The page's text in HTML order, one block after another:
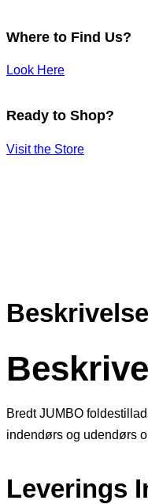
Where to Find Us?
Look Here
Ready to Shop?
Visit the Store
Beskrivelse
Bredt JUMBO
indendørs og udendørs
Leverings